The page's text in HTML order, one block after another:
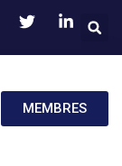
MEMBRES